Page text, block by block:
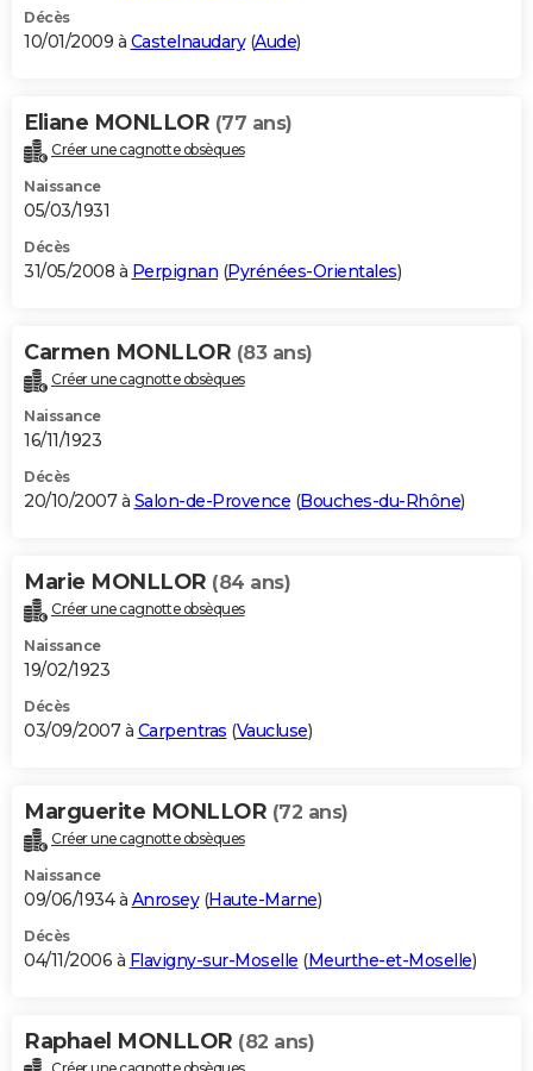
Décès
10/01/2009 à Castelnaudary(Aude)
Eliane MONLLOR (77 ans)
Créer une cagnotte obsèques
Naissance
05/03/1931
Décès
31/05/2008 à Perpignan (Pyrénées-Orientales)
Carmen MONLLOR (83 ans)
Créer une cagnotte obsèques
Naissance
16/11/1923
Décès
20/10/2007 à Salon-de-Provence (Bouches-du-Rhône)
Marie MONLLOR (84 ans)
Créer une cagnotte obsèques
Naissance
19/02/1923
Décès
03/09/2007 à Carpentras (Vaucluse)
Marguerite MONLLOR (72 ans)
Créer une cagnotte obsèques
Naissance
09/06/1934 à Anrosey(Haute-Marne)
Décès
04/11/2006 à Flavigny-sur-Moselle (Meurthe-et-Moselle)
Raphael MONLLOR (82 ans)